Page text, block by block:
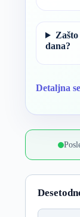
dana?
Detaljna